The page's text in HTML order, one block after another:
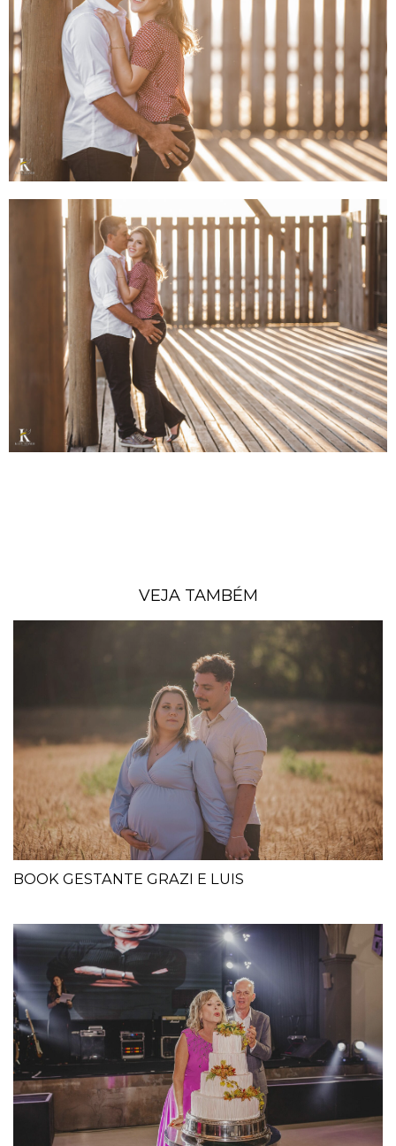
VEJA TAMBÉM
BOOK GESTANTE GRAZI E LUIS